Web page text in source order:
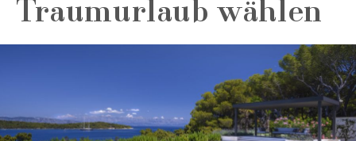
Traumurlaub wählen